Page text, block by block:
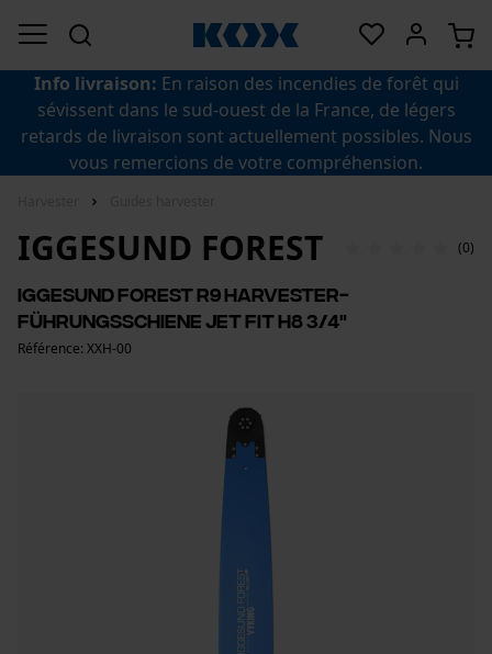
Info livraison: En raison des incendies de forêt qui
sévissent dans le sud-ouest de la France, de légers
retards de livraison sont actuellement possibles. Nous
vous remercions de votre compréhension.
IGGESUND FOREST (0)
IGGESUND FOREST R9 Harvester-
Führungsschiene Jet Fit H8 3/4"
Référence: XXH-00